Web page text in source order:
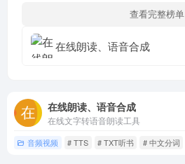
查看完整榜单
在线朗读、语音合成
在线朗读、语音合成
在线文字转语音朗读工具
音频视频 # TTS # TXT听书 # 中文分词